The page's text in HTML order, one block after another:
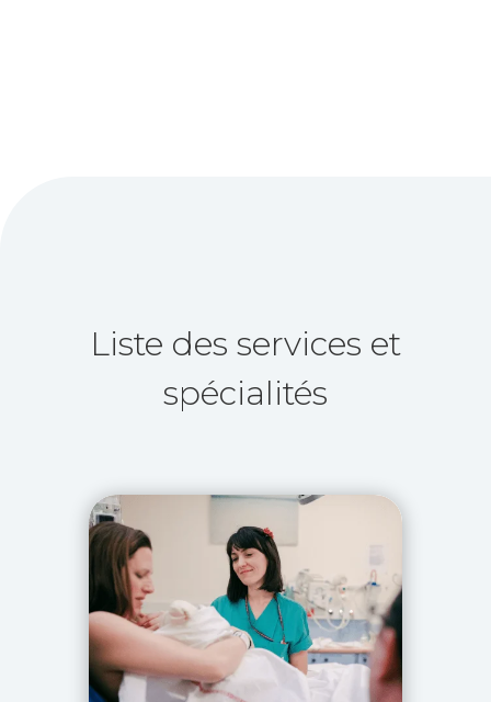
Liste des services et
spécialités